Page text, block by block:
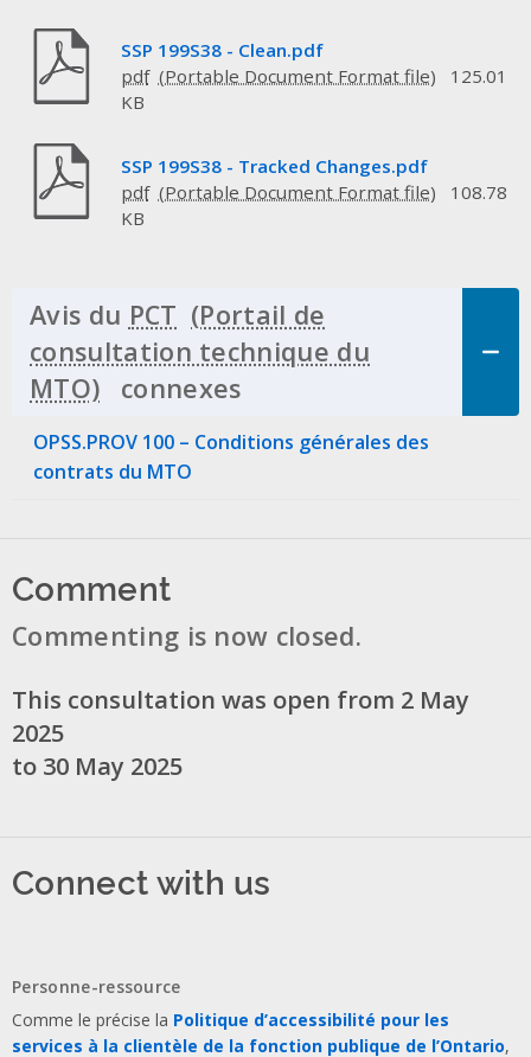
SSP 199S38 - Clean.pdf
pdf
125.01
KB
SSP 199S38 - Tracked Changes.pdf
pdf
108.78
KB
Avis du PCT
connexes
OPSS.PROV 100 – Conditions générales des
contrats du MTO
Comment
Commenting is now closed.
This consultation was open from 2 May
2025
to 30 May 2025
Connect with us
Personne-ressource
Comme le précise la Politique d’accessibilité pour les
services à la clientèle de la fonction publique de l’Ontario,